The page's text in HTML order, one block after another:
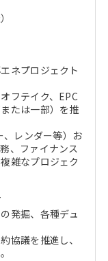
ネプロジェクト
フテイク、EPC
たは一部）を推
、レンダー等）お
、ファイナンス
雑なプロジェク
発掘、各種デュ
協議を推進し、